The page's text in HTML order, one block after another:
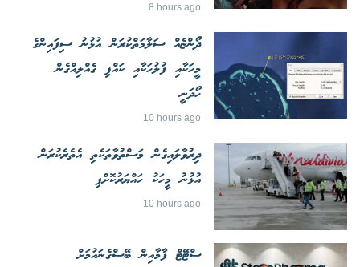
8 hours ago
ދޯންޏެއް ސަލާމަތްކުރަން އުޅުނު ސިފައިންގެ
މީހަކާއި ފުލުހަކާއި ކައްޕި ގެއްލިއްގެން
ހޯދަނީ
10 hours ago
ދިރުވާލައިގެން މަސްތުވާތަކެތި އެތެރެކުރަން
އުޅުނު މީހަކު ހައްޔަރުކޮށްފި
10 hours ago
ސްޓޭޓް ފާމާއިން ބޭސްގެނައުމަށް